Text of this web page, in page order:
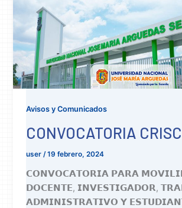
Avisos y Comunicados
CONVOCATORIA
user/19 febrero, 2024
𝗖𝗢𝗡𝗩𝗢𝗖𝗔𝗧𝗢𝗥𝗜𝗔 𝗣𝗔𝗥𝗔
𝗗𝗢𝗖𝗘𝗡𝗧𝗘, 𝗜𝗡𝗩𝗘𝗦𝗧𝗜𝗚𝗔𝗗𝗢𝗥,
𝗔𝗗𝗠𝗜𝗡𝗜𝗦𝗧𝗥𝗔𝗧𝗜𝗩𝗢 𝗬